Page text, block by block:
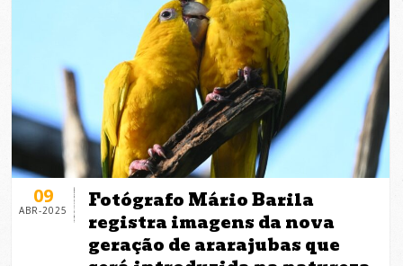
09
ABR-2025
Fotógrafo Mário Barila
registra imagens da nova
geração de ararajubas que